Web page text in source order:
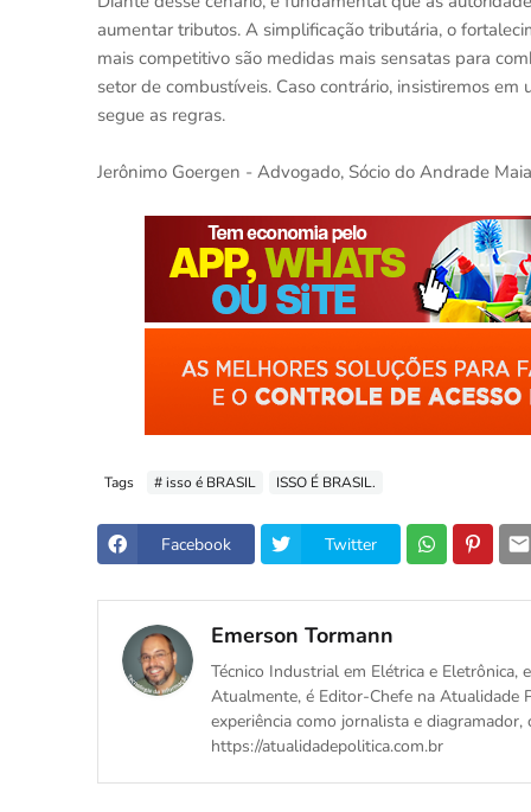
aumentar tributos. A simplificação tributária, o
mais competitivo são medidas mais sensatas para
setor de combustíveis. Caso contrário, insistiremos
segue as regras.
Jerônimo Goergen - Advogado, Sócio do Andrade
Tags # isso é BRASIL ISSO É BRASIL.
Facebook Twitter
Emerson Tormann
Técnico Industrial em Elétrica e Eletrônica,
Atualmente, é Editor-Chefe na Atualidade
experiência como jornalista e
https://atualidadepolitica.com.br